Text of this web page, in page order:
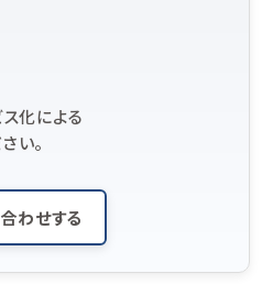
化による
い。
わせする